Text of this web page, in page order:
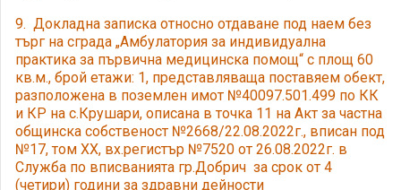
9. Докладна записка относно отдаване под наем без
търг на сграда „Амбулатория за индивидуална
практика за първична медицинска помощ“ с площ 60
кв.м., брой етажи: 1, представляваща поставяем обект,
разположена в поземлен имот №40097.501.499 по КК
и КР на с.Крушари, описана в точка 11 на Акт за частна
общинска собственост №2668/22.08.2022г., вписан под
№17, том XX, вх.регистър №7520 от 26.08.2022г. в
Служба по вписванията гр.Добрич за срок от 4
(четири) години за здравни дейности